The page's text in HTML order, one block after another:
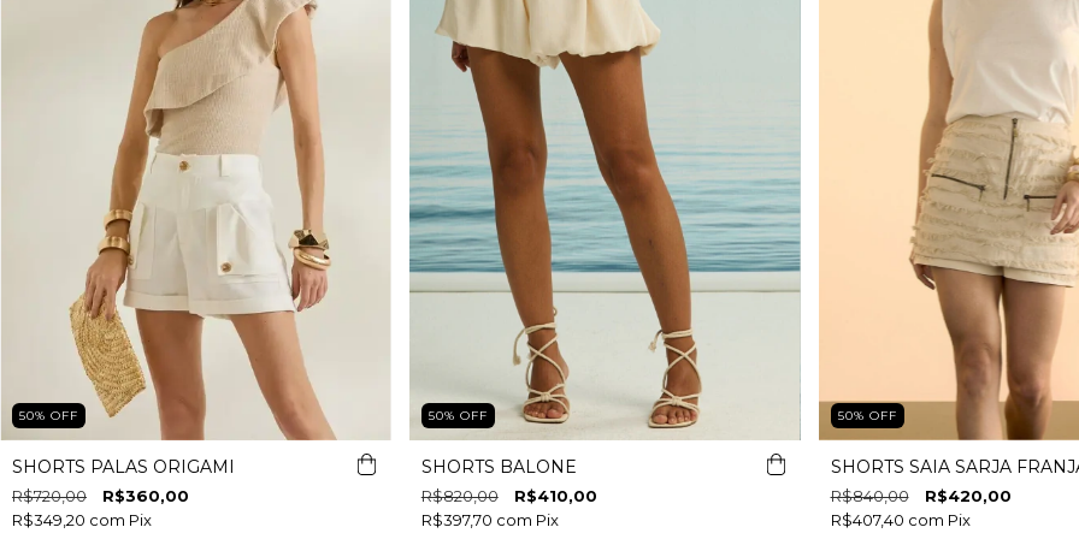
50% OFF
SHORTS PALAS ORIGAMI
R$720,00
R$360,00
R$349,20 com Pix
50% OFF
SHORTS BALONE
R$820,00
R$410,00
R$397,70 com Pix
50% OFF
SHORTS SAIA SARJA
R$840,00
R$420,00
R$407,40 com Pix